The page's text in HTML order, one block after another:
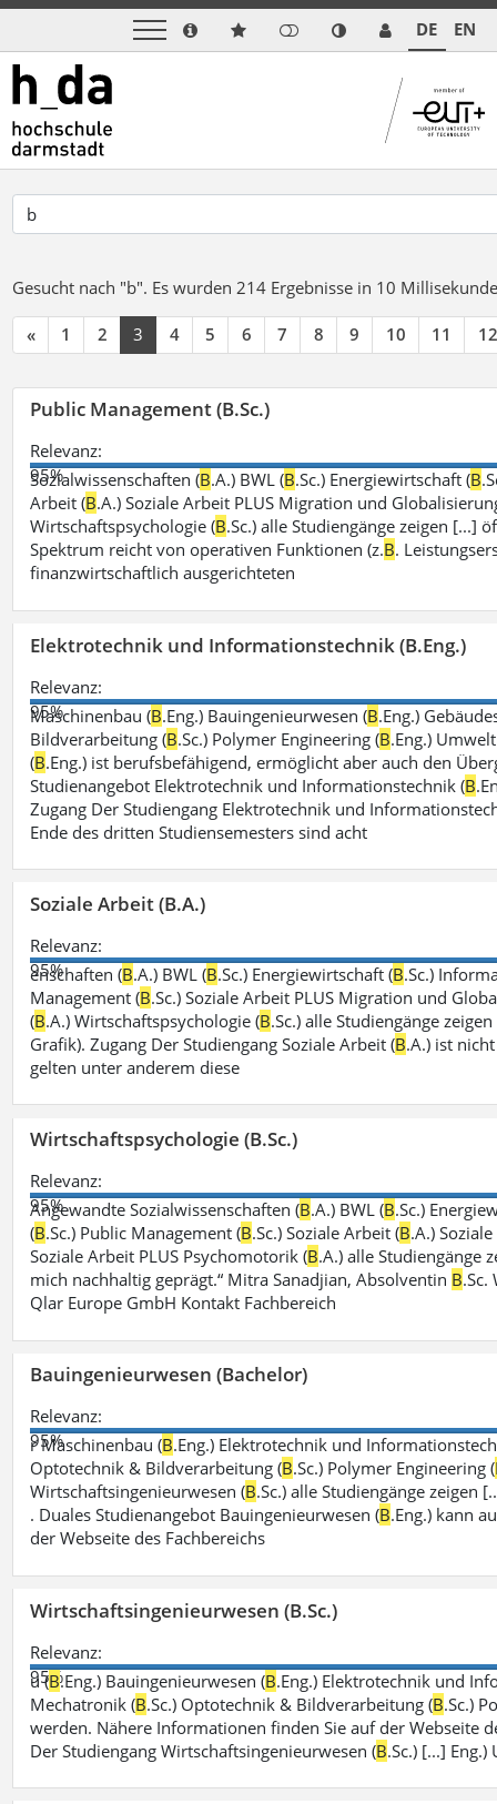
DE EN
Gesucht nach "b". Es wurden 214 Ergebnisse in 10
« 1 2 3 4 5 6 7 8 9 10 11 12
Public Management (B.Sc.)
Relevanz:
95%
Sozialwissenschaften (B.A.) BWL (B.Sc.) Energiewirtschaft (B
Arbeit (B.A.) Soziale Arbeit PLUS Migration und
Wirtschaftspsychologie (B.Sc.) alle Studiengänge zeigen [...]
Spektrum reicht von operativen Funktionen (z.B.
finanzwirtschaftlich ausgerichteten
Elektrotechnik und Informationstechnik (B.Eng.)
Relevanz:
95%
Maschinenbau (B.Eng.) Bauingenieurwesen (B.Eng.)
Bildverarbeitung (B.Sc.) Polymer Engineering (B.Eng.)
(B.Eng.) ist berufsbefähigend, ermöglicht aber auch den
Studienangebot Elektrotechnik und Informationstechnik (B
Zugang Der Studiengang Elektrotechnik und
Ende des dritten Studiensemesters sind acht
Soziale Arbeit (B.A.)
Relevanz:
95%
enschaften (B.A.) BWL (B.Sc.) Energiewirtschaft (B.Sc.)
Management (B.Sc.) Soziale Arbeit PLUS Migration und
(B.A.) Wirtschaftspsychologie (B.Sc.) alle Studiengänge
Grafik). Zugang Der Studiengang Soziale Arbeit (B.A.) ist
gelten unter anderem diese
Wirtschaftspsychologie (B.Sc.)
Relevanz:
95%
Angewandte Sozialwissenschaften (B.A.) BWL (B.Sc.)
(B.Sc.) Public Management (B.Sc.) Soziale Arbeit (B.A.)
Soziale Arbeit PLUS Psychomotorik (B.A.) alle Studiengänge
mich nachhaltig geprägt.“ Mitra Sanadjian, Absolventin B.Sc.
Qlar Europe GmbH Kontakt Fachbereich
Bauingenieurwesen (Bachelor)
Relevanz:
95%
r Maschinenbau (B.Eng.) Elektrotechnik und
Optotechnik & Bildverarbeitung (B.Sc.) Polymer Engineering (
Wirtschaftsingenieurwesen (B.Sc.) alle Studiengänge
. Duales Studienangebot Bauingenieurwesen (B.Eng.) kann
der Webseite des Fachbereichs
Wirtschaftsingenieurwesen (B.Sc.)
Relevanz:
95%
u (B.Eng.) Bauingenieurwesen (B.Eng.) Elektrotechnik und
Mechatronik (B.Sc.) Optotechnik & Bildverarbeitung (B.Sc.)
werden. Nähere Informationen finden Sie auf der Webseite
Der Studiengang Wirtschaftsingenieurwesen (B.Sc.) [...]